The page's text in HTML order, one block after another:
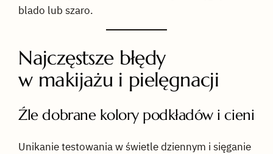
blado lub szaro.
Najczęstsze błędy
w makijażu i pielęgnacji
Źle dobrane kolory podkładów i cieni
Unikanie testowania w świetle dziennym i sięganie